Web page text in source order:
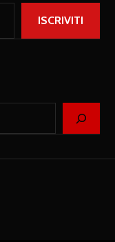
ISCRIVITI